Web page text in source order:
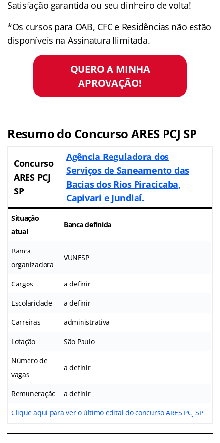
Satisfação garantida ou seu dinheiro de volta!
*Os cursos para OAB, CFC e Residências não estão
disponíveis na Assinatura Ilimitada.
QUERO A MINHA
APROVAÇÃO!
Resumo do Concurso ARES PCJ SP
Concurso
ARES PCJ
SP
Agência Reguladora dos
Serviços de Saneamento das
Bacias dos Rios Piracicaba,
Capivari e Jundiaí.
Situação
atual
Banca definida
Banca
organizadora
VUNESP
Cargos a definir
Escolaridade a definir
Carreiras administrativa
Lotação São Paulo
Número de
vagas
a definir
Remuneração a definir
Clique aqui para ver o último edital do concurso ARES PCJ SP